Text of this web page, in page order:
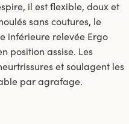
il est flexible, doux et
sans coutures, le
inférieure relevée Ergo
position assise. Les
et soulagent les
par agrafage.